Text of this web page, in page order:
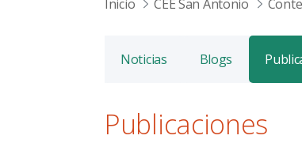
Inicio CEE San Antonio
Noticias Blogs
Publicaciones